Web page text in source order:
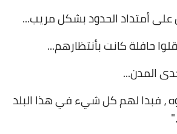
على أمتداد الحدود بشكل مريب...
حافلة كانت بأنتظارهم...
المدن...
، فبدا لهم كل شيء في هذا البلد